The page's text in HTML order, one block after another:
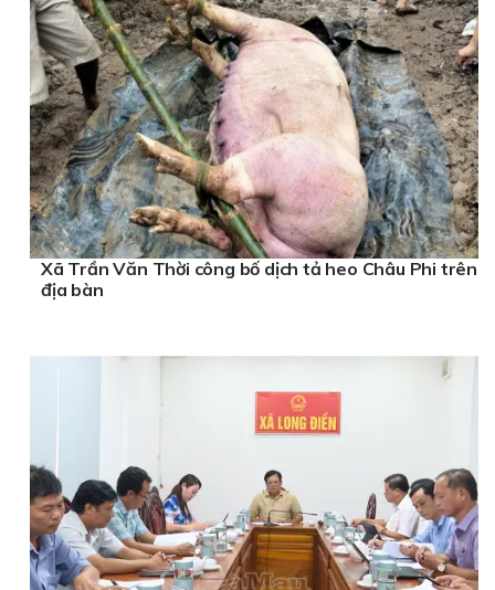
Xã Trần Văn Thời công bố dịch tả heo Châu Phi trên
địa bàn